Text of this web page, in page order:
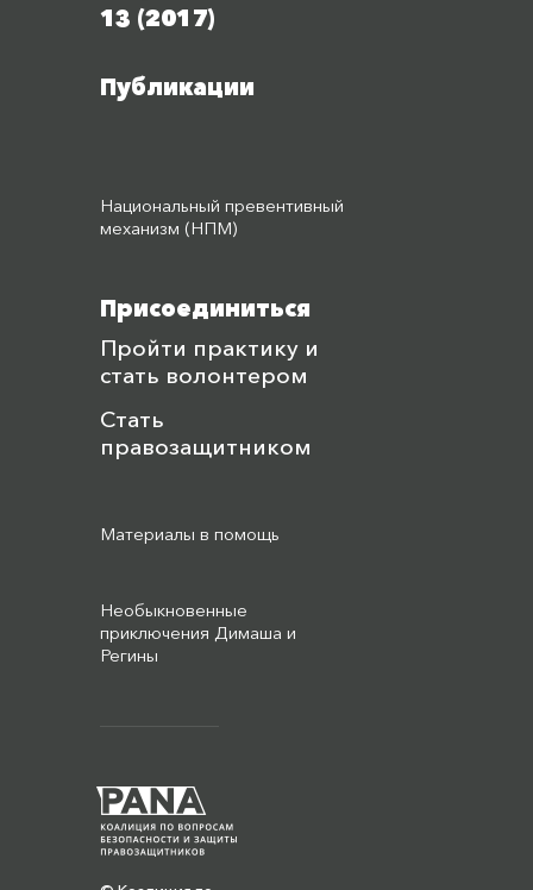
13 (2017)
Публикации
Национальный превентивный
механизм (НПМ)
Присоединиться
Пройти практику и
стать волонтером
Стать
правозащитником
Материалы в помощь
Необыкновенные
приключения Димаша и
Регины